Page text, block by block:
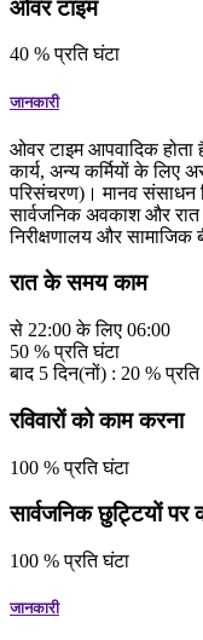
ओवर टाइम
40 %प्रति घंटा
जानकारी
ओवर टाइम आपवादिक
कार्य, अन्य कर्मियों के लिए
परिसंचरण)। मानव संसाधन
सार्वजनिक अवकाश और
निरीक्षणालय और सामाजिक
रात के समय काम
से 22:00के लिए 06:00
50 %प्रति घंटा
बाद 5दिन(नों) : 20 %
रविवारों को काम करना
100 %प्रति घंटा
सार्वजनिक छुट्टियों पर
100 %प्रति घंटा
जानकारी